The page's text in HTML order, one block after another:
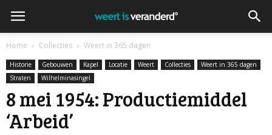
Home Collecties Weert in 365 dagen
Historie Gebouwen Kapel Locatie Weert Collecties
Weert in 365 dagen
Straten
Wilhelminasingel
8 mei 1954: Productiemiddel
‘Arbeid’